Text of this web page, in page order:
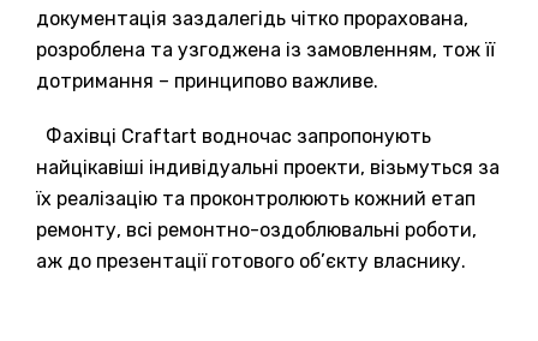
документація заздалегідь чітко прорахована,
розроблена та узгоджена із замовленням, тож її
дотримання – принципово важливе.
Фахівці Craftart водночас запропонують
найцікавіші індивідуальні проекти, візьмуться за
їх реалізацію та проконтролюють кожний етап
ремонту, всі ремонтно-оздоблювальні роботи,
аж до презентації готового об’єкту власнику.